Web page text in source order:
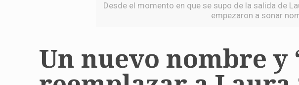
Desde el momento en que se supo de la salida de
empezaron a sonar
Un nuevo nombre y